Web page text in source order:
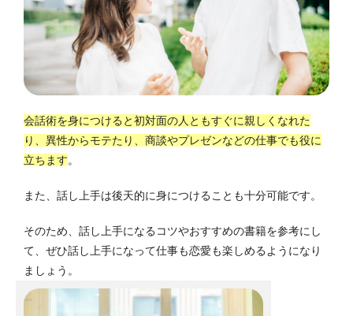
会話術を身につけると初対面の人ともすぐに親しくなれた
り、異性からモテたり、商談やプレゼンなどの仕事でも役に
立ちます。
また、話し上手は後天的に身につけることも十分可能です。
そのため、話し上手になるコツやおすすめの書籍を参考にし
て、ぜひ話し上手になって仕事も恋愛も楽しめるようになり
ましょう。